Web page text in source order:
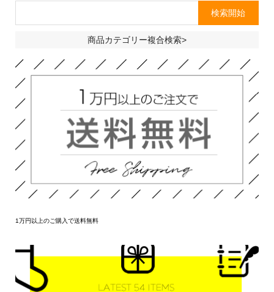
商品カテゴリー複合検索>
1万円以上のご購入で送料無料